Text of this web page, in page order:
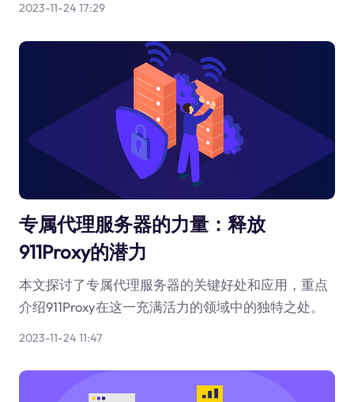
2023-11-24 17:29
专属代理服务器的力量：释放
911Proxy的潜力
本文探讨了专属代理服务器的关键好处和应用，重点
介绍911Proxy在这一充满活力的领域中的独特之处。
2023-11-24 11:47